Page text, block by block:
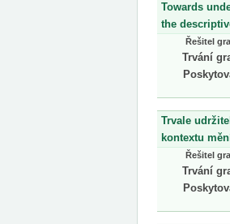
Towards
the
Řešitel
Trvání
Trvale
kontextu
Řešitel
Trvání